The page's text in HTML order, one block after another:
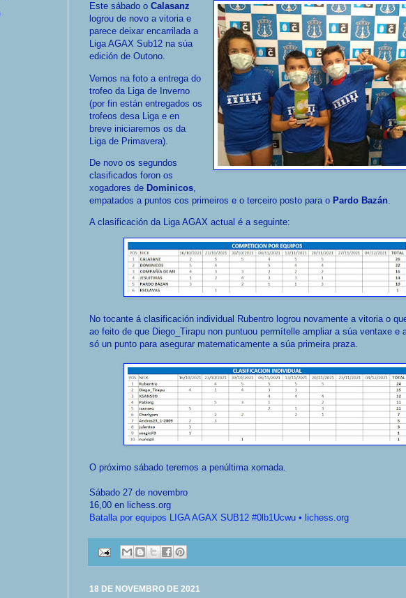
Este sábado o Calasanz
logrou de novo a vitoria e
parece deixar encarrilada a
Liga AGAX Sub12 na súa
edición de Outono.
Vemos na foto a entrega do
trofeo da Liga de Inverno
(por fin están entregados os
trofeos desa Liga e en
breve iniciaremos os da
Liga de Primavera).
De novo os segundos
clasificados foron os
xogadores de Dominicos
empatados a puntos cos primeiros e o terceiro posto para o Pardo Bazán
A clasificación da Liga AGAX actual é a seguinte:
No tocante á clasificación individual Rubentro logrou novamente a vitoria o
ao feito de que Diego_Tirapu non puntuou permítelle ampliar a súa ventaxe e
só un punto para asegurar matematicamente a súa primeira praza.
O próximo sábado teremos a penúltima xornada.
Sábado 27 de novembro
16,00 en lichess.org
Batalla por equipos LIGA AGAX SUB12 #0lb1Ucwu • lichess.org
18 DE NOVEMBRO DE 2021